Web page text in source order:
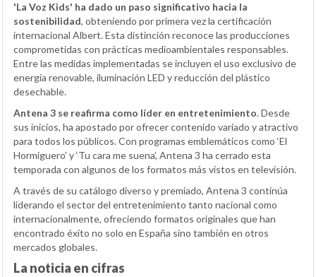
'La Voz Kids' ha dado un paso significativo hacia la
sostenibilidad, obteniendo por primera vez la certificación
internacional Albert. Esta distinción reconoce las producciones
comprometidas con prácticas medioambientales responsables.
Entre las medidas implementadas se incluyen el uso exclusivo de
energía renovable, iluminación LED y reducción del plástico
desechable.
Antena 3 se reafirma como líder en entretenimiento. Desde
sus inicios, ha apostado por ofrecer contenido variado y atractivo
para todos los públicos. Con programas emblemáticos como ‘El
Hormiguero’ y ‘Tu cara me suena’, Antena 3 ha cerrado esta
temporada con algunos de los formatos más vistos en televisión.
A través de su catálogo diverso y premiado, Antena 3 continúa
liderando el sector del entretenimiento tanto nacional como
internacionalmente, ofreciendo formatos originales que han
encontrado éxito no solo en España sino también en otros
mercados globales.
La noticia en cifras